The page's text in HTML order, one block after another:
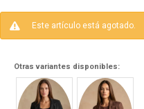
Este artículo está agotado.
Otras variantes disponibles: